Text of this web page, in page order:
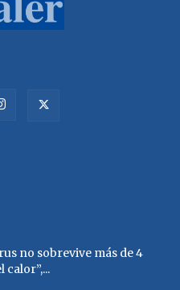
no sobrevive más de 4
calor”,...